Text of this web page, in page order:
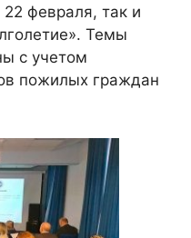
февраля, так и
Темы
с учетом
пожилых граждан